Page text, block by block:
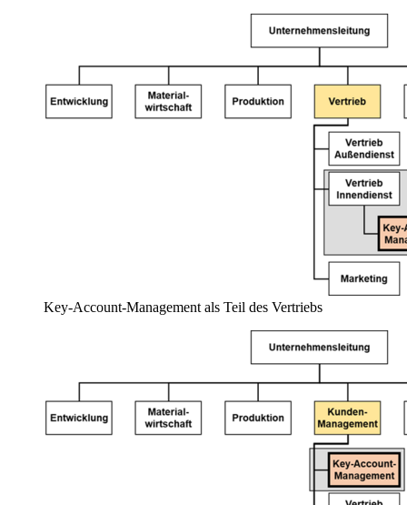
Key-Account-Management als Teil des Vertriebs